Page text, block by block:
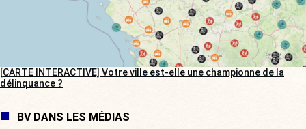
[CARTE INTERACTIVE] Votre ville est-elle une championne de la
délinquance ?
BV DANS LES MÉDIAS